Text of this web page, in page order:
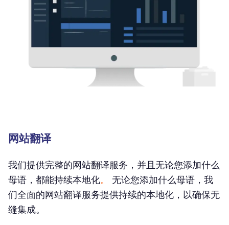
网站翻译
我们提供完整的网站翻译服务，并且无论您添加什么
母语，都能持续本地化。
无论您添加什么母语，我
们全面的网站翻译服务提供持续的本地化，以确保无
缝集成。